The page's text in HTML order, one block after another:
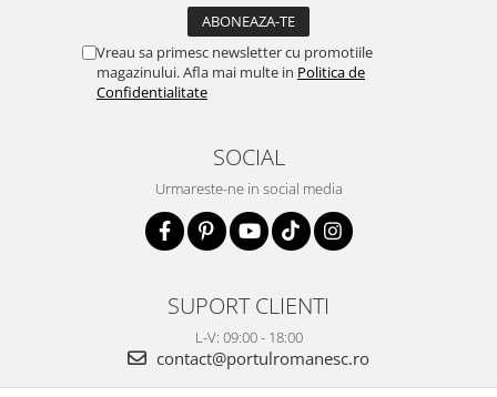
Vreau sa primesc newsletter cu promotiile
magazinului. Afla mai multe in Politica de
Confidentialitate
SOCIAL
Urmareste-ne in social media
SUPORT CLIENTI
L-V: 09:00 - 18:00
contact@portulromanesc.ro